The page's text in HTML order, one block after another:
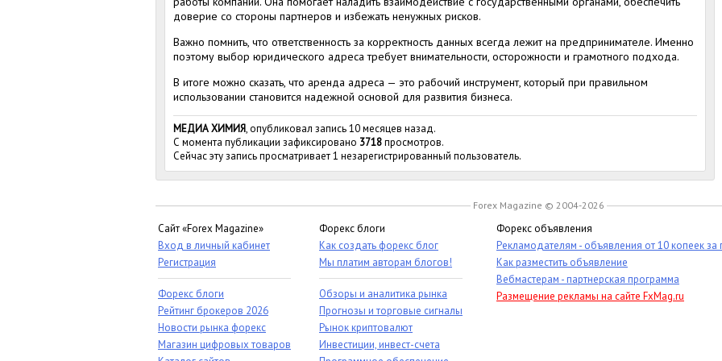
доверие со стороны партнеров и избежать ненужных рисков.
Важно помнить, что ответственность за корректность данных всегда лежит на предпринимателе. Именно
поэтому выбор юридического адреса требует внимательности, осторожности и грамотного подхода.
В итоге можно сказать, что аренда адреса — это рабочий инструмент, который при правильном
использовании становится надежной основой для развития бизнеса.
МЕДИА ХИМИЯ, опубликовал запись 10 месяцев назад.
С момента публикации зафиксировано 3718просмотров.
Сейчас эту запись просматривает 1 незарегистрированный пользователь.
Forex Magazine © 2004-2026
Сайт «Forex Magazine»
Вход в личный кабинет
Регистрация
Форекс блоги
Рейтинг брокеров 2026
Новости рынка форекс
Магазин цифровых товаров
Форекс блоги
Как создать форекс блог
Мы платим авторам блогов!
Обзоры и аналитика рынка
Прогнозы и торговые сигналы
Рынок криптовалют
Инвестиции, инвест-счета
Форекс объявления
Рекламодателям - объявления от 10 копеек за
Как разместить объявление
Вебмастерам - партнерская программа
Размещение рекламы на сайте FxMag.ru